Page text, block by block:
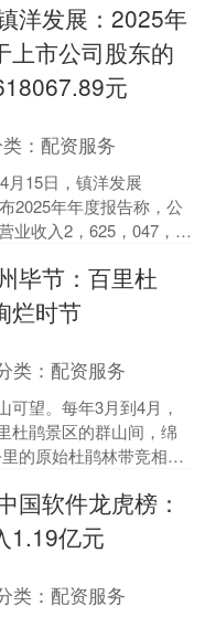
，....
洋发展：2025年
上市公司股东的
元
：配资服务
月15日，镇洋发展
2025年年度报告称，公
业收入2，625，047，
毕节：百里杜
烂时节
类：配资服务
可望。每年3月到4月，
杜鹃景区的群山间，绵
的原始杜鹃林带竞相绽
....
国软件龙虎榜：
1.19亿元
类：配资服务